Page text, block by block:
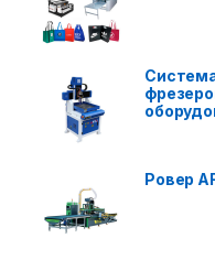
Ровер